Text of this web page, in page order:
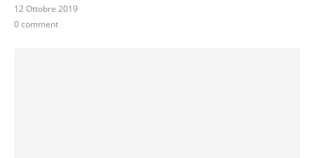
12 Ottobre 2019
0 comment